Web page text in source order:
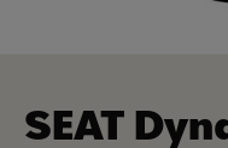
SEAT